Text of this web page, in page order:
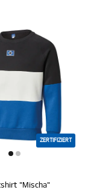
ZERTIFIZIERT
"Mischa"